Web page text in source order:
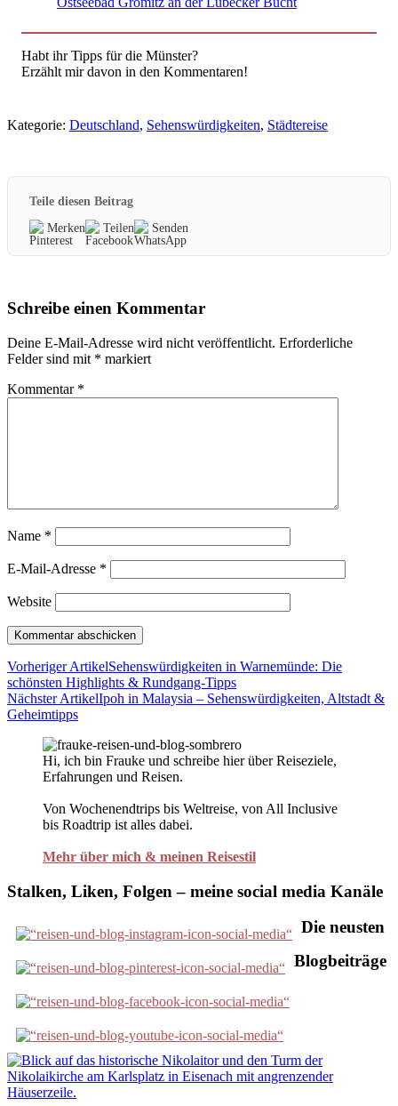
Habt ihr Tipps für die Münster?
Erzählt mir davon in den Kommentaren!
Kategorie: Deutschland, Sehenswürdigkeiten, Städtereise
Teile diesen Beitrag
Merken
Teilen Senden
Schreibe einen Kommentar
Deine E-Mail-Adresse wird nicht veröffentlicht. Erforderliche
Felder sind mit * markiert
Kommentar *
Name *
E-Mail-Adresse *
Website
Vorheriger ArtikelSehenswürdigkeiten in Warnemünde: Die
schönsten Highlights & Rundgang-Tipps
Nächster ArtikelIpoh in Malaysia – Sehenswürdigkeiten, Altstadt &
Geheimtipps
Hi, ich bin Frauke und schreibe hier über Reiseziele,
Erfahrungen und Reisen.
Von Wochenendtrips bis Weltreise, von All Inclusive
bis Roadtrip ist alles dabei.
Mehr über mich & meinen Reisestil
Stalken, Liken, Folgen – meine social media Kanäle
Die neusten
Blogbeiträge